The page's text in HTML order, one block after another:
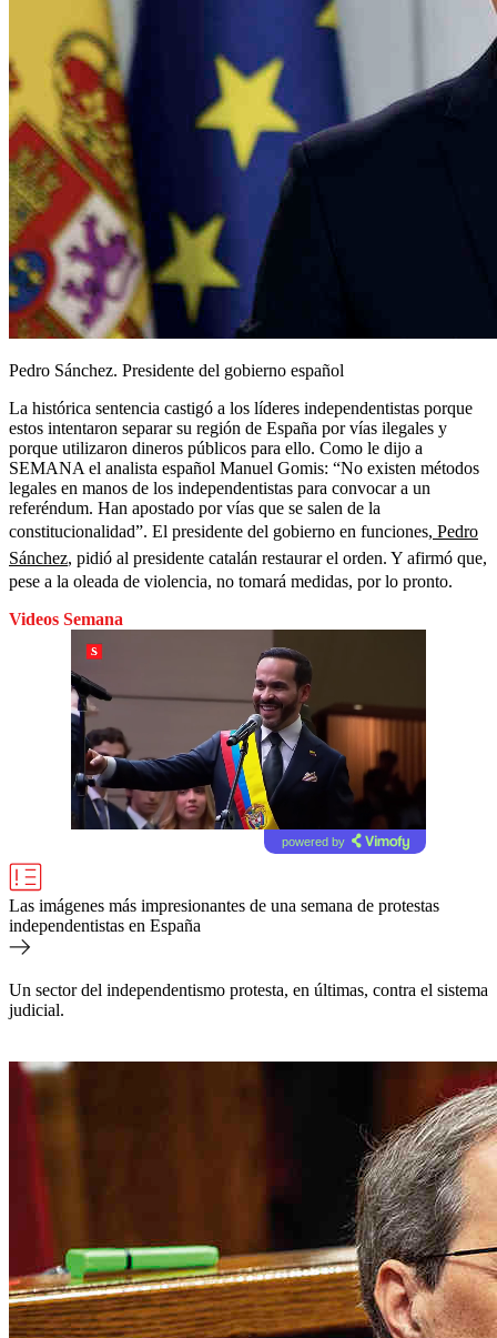
Pedro Sánchez. Presidente del gobierno español
La histórica sentencia castigó a los líderes independentistas porque
estos intentaron separar su región de España por vías ilegales y
porque utilizaron dineros públicos para ello. Como le dijo a
SEMANA el analista español Manuel Gomis: “No existen métodos
legales en manos de los independentistas para convocar a un
referéndum. Han apostado por vías que se salen de la
constitucionalidad”. El presidente del gobierno en funciones, Pedro
Sánchez, pidió al presidente catalán restaurar el orden. Y afirmó que,
pese a la oleada de violencia, no tomará medidas, por lo pronto.
Videos Semana
powered by
Las imágenes más impresionantes de una semana de protestas
independentistas en España
Un sector del independentismo protesta, en últimas, contra el sistema
judicial.